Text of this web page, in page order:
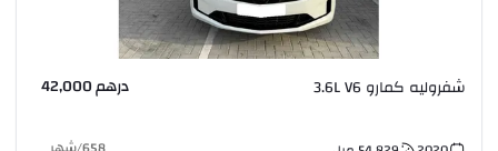
شفروليه كمارو 3.6L V6 درهم 42,000